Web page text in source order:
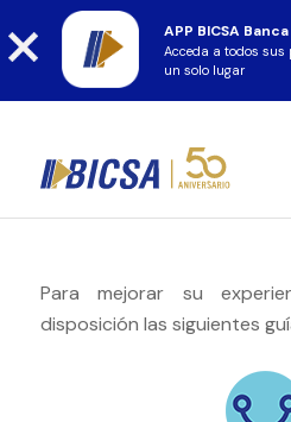
APP BICSA
Acceda a todos sus
un solo lugar
Para mejorar su
disposición las siguientes